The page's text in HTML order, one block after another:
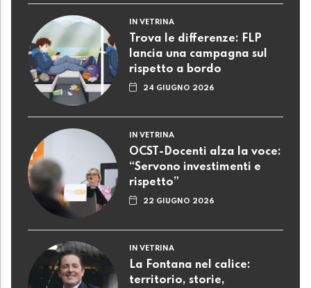
IN VETRINA
Trova le differenze: FLP
lancia una campagna sul
rispetto a bordo
24 GIUGNO 2026
IN VETRINA
OCST-Docenti alza la voce:
“Servono investimenti e
rispetto”
22 GIUGNO 2026
IN VETRINA
La Fontana nel calice:
territorio, storie,